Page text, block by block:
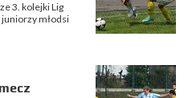
3. kolejki Lig
młodsi